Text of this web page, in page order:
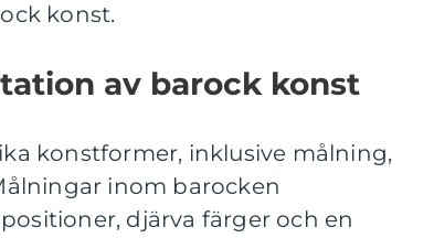
konst.
av barock konst
konstformer, inklusive målning,
inom barocken
djärva färger och en